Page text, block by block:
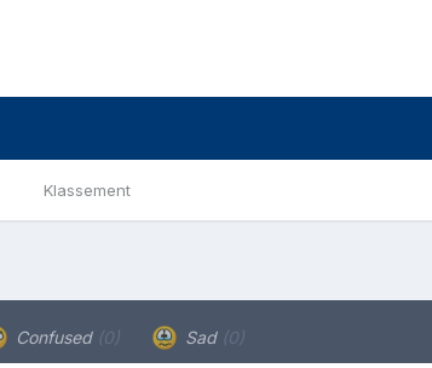
Klassement
Confused (0) Sad (0)